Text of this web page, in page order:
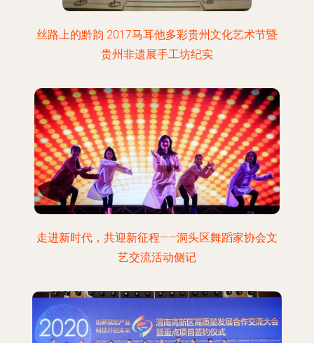
丝路上的黔韵 2017马耳他多彩贵州文化艺术节暨
贵州非遗展手工坊纪实
走进新时代，共迎新征程——洞头区舞蹈家协会文
艺交流活动侧记